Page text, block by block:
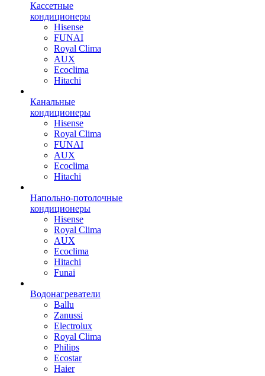
Кассетные
кондиционеры
Hisense
FUNAI
Royal Clima
AUX
Ecoclima
Hitachi
Канальные
кондиционеры
Hisense
Royal Clima
FUNAI
AUX
Ecoclima
Hitachi
Напольно-потолочные
кондиционеры
Hisense
Royal Clima
AUX
Ecoclima
Hitachi
Funai
Водонагреватели
Ballu
Zanussi
Electrolux
Royal Clima
Philips
Ecostar
Haier